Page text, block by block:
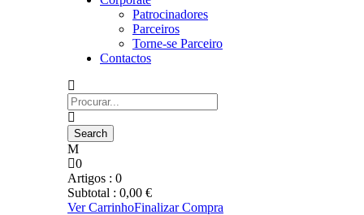
Patrocinadores
Parceiros
Torne-se Parceiro
Contactos
0
Artigos : 0
Subtotal : 0,00 €
Ver CarrinhoFinalizar Compra